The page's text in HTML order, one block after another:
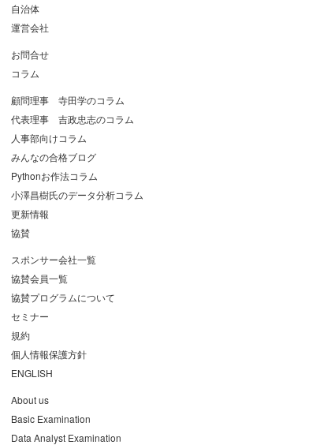
自治体
運営会社
お問合せ
コラム
顧問理事 寺田学のコラム
代表理事 吉政忠志のコラム
人事部向けコラム
みんなの合格ブログ
Pythonお作法コラム
小澤昌樹氏のデータ分析コラム
更新情報
協賛
スポンサー会社一覧
協賛会員一覧
協賛プログラムについて
セミナー
規約
個人情報保護方針
ENGLISH
About us
Basic Examination
Data Analyst Examination